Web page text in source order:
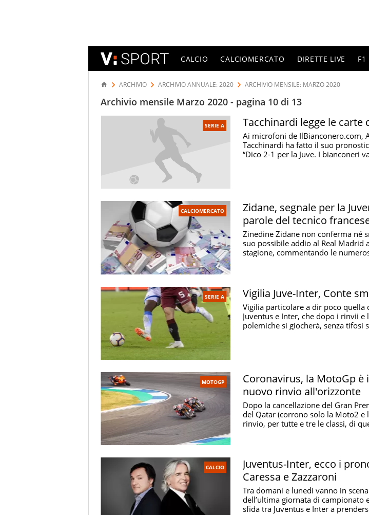
CALCIO CALCIOMERCATO DIRETTE LIVE F1
ARCHIVIO ARCHIVIO ANNUALE: 2020 ARCHIVIO MENSILE: MARZO 2020
Archivio mensile Marzo 2020 - pagina 10 di 13
SERIE A Tacchinardi legge le carte
Ai microfoni de IlBianconero.com,
Tacchinardi ha fatto il suo
“Dico 2-1 per la Juve. I bianconeri
CALCIOMERCATO
Zidane, segnale per la
parole del tecnico
Zinedine Zidane non conferma né
suo possibile addio al Real Madrid
stagione, commentando le
SERIE A Vigilia Juve-Inter, Conte
Vigilia particolare a dir poco quella
Juventus e Inter, che dopo i rinvii e
polemiche si giocherà, senza tifosi
MOTOGP
Coronavirus, la MotoGp è
nuovo rinvio all'orizzonte
Dopo la cancellazione del Gran
del Qatar (corrono solo la Moto2 e
rinvio, per tutte e tre le classi, di
CALCIO
Juventus-Inter, ecco i
Caressa e Zazzaroni
Tra domani e lunedì vanno in
dell’ultima giornata di campionato
sfida tra Juventus e Inter a